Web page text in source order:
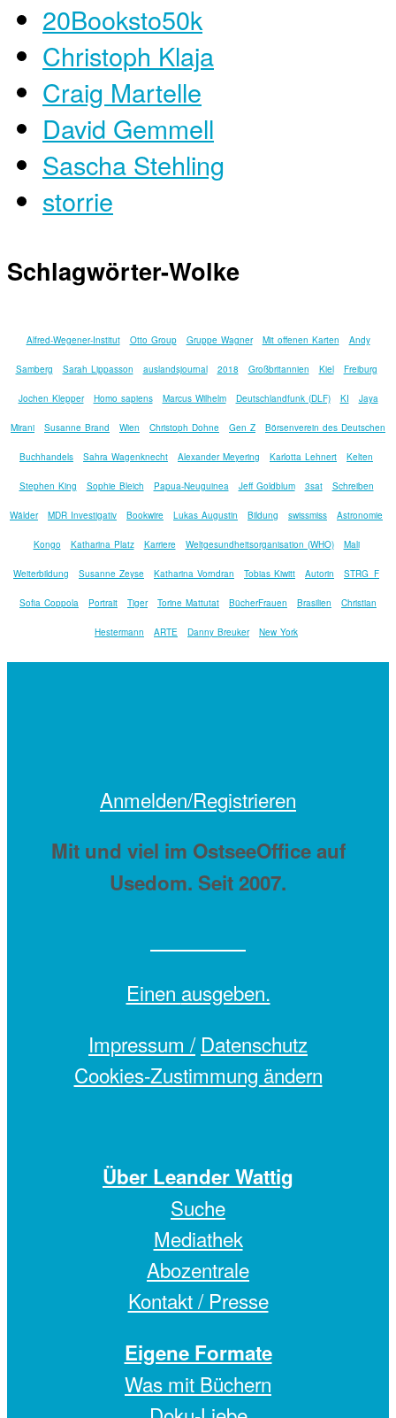
20Booksto50k
Christoph Klaja
Craig Martelle
David Gemmell
Sascha Stehling
storrie
Schlagwörter-Wolke
Alfred-Wegener-Institut Otto Group Gruppe Wagner Mit offenen Karten Andy
Samberg Sarah Lippasson auslandsjournal 2018 Großbritannien Kiel Freiburg
Jochen Klepper Homo sapiens Marcus Wilhelm Deutschlandfunk (DLF) KI Jaya
Mirani Susanne Brand Wien Christoph Dohne Gen Z Börsenverein des Deutschen
Buchhandels Sahra Wagenknecht Alexander Meyering Karlotta Lehnert Kelten
Stephen King Sophie Bleich Papua-Neuguinea Jeff Goldblum 3sat Schreiben
Wälder MDR Investigativ Bookwire Lukas Augustin Bildung swissmiss Astronomie
Kongo Katharina Platz Karriere Weltgesundheitsorganisation (WHO) Mali
Weiterbildung Susanne Zeyse Katharina Vorndran Tobias Kiwitt Autorin STRG_F
Sofia Coppola Portrait Tiger Torine Mattutat BücherFrauen Brasilien Christian
Hestermann ARTE Danny Breuker New York
Anmelden/Registrieren
Mit und viel im OstseeOffice auf
Usedom. Seit 2007.
Einen ausgeben.
Impressum / Datenschutz
Cookies-Zustimmung ändern
Über Leander Wattig
Suche
Mediathek
Abozentrale
Kontakt / Presse
Eigene Formate
Was mit Büchern